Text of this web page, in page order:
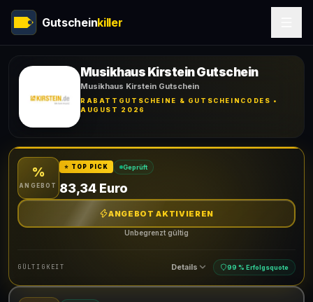
Gutscheinkiller
Musikhaus Kirstein Gutschein
Musikhaus Kirstein Gutschein
RABATTGUTSCHEINE & GUTSCHEINCODES •
AUGUST 2026
%
ANGEBOT
⭐ TOP PICK Geprüft
83,34 Euro
ANGEBOT AKTIVIEREN
Unbegrenzt gültig
GÜLTIGKEIT Details 99 % Erfolgsquote